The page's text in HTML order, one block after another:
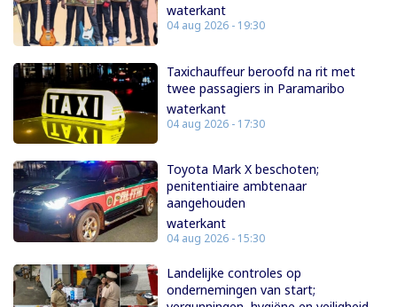
waterkant
04 aug 2026 - 19:30
Taxichauffeur beroofd na rit met
twee passagiers in Paramaribo
waterkant
04 aug 2026 - 17:30
Toyota Mark X beschoten;
penitentiaire ambtenaar
aangehouden
waterkant
04 aug 2026 - 15:30
Landelijke controles op
ondernemingen van start;